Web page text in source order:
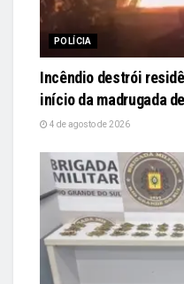
POLÍCIA
Incêndio destrói
início da madrugada
4 de agosto de 2026